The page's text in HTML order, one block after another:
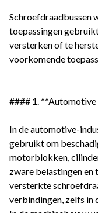
Schroefdraadbussen
toepassingen
versterken of te
voorkomende
#### 1.
In de automotive-
gebruikt om
motorblokken,
zware belastingen
versterkte
verbindingen, zelfs in